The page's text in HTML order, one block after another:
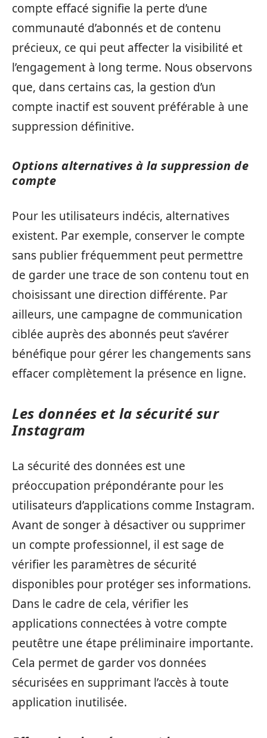
compte effacé signifie la perte d’une
communauté d’abonnés et de contenu
précieux, ce qui peut affecter la visibilité et
l’engagement à long terme. Nous observons
que, dans certains cas, la gestion d’un
compte inactif est souvent préférable à une
suppression définitive.
Options alternatives à la suppression de
compte
Pour les utilisateurs indécis, alternatives
existent. Par exemple, conserver le compte
sans publier fréquemment peut permettre
de garder une trace de son contenu tout en
choisissant une direction différente. Par
ailleurs, une campagne de communication
ciblée auprès des abonnés peut s’avérer
bénéfique pour gérer les changements sans
effacer complètement la présence en ligne.
Les données et la sécurité sur
Instagram
La sécurité des données est une
préoccupation prépondérante pour les
utilisateurs d’applications comme Instagram.
Avant de songer à désactiver ou supprimer
un compte professionnel, il est sage de
vérifier les paramètres de sécurité
disponibles pour protéger ses informations.
Dans le cadre de cela, vérifier les
applications connectées à votre compte
peutêtre une étape préliminaire importante.
Cela permet de garder vos données
sécurisées en supprimant l’accès à toute
application inutilisée.